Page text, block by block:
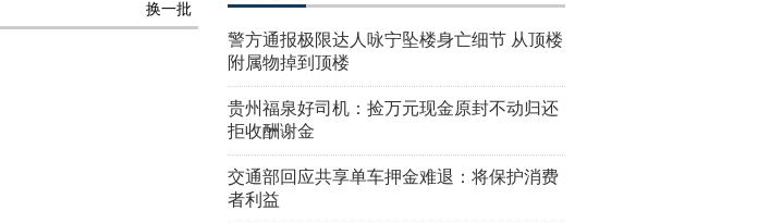
换一批
警方通报极限达人咏宁坠楼身亡细节 从顶楼
附属物掉到顶楼
贵州福泉好司机：捡万元现金原封不动归还
拒收酬谢金
交通部回应共享单车押金难退：将保护消费
者利益